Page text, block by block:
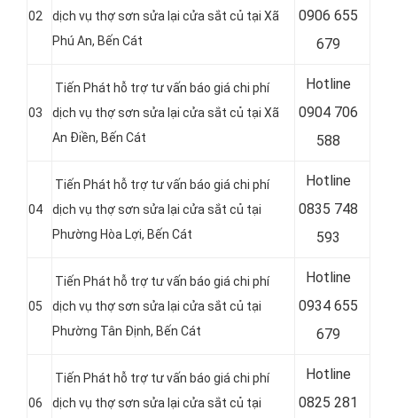
02
dịch vụ thợ sơn sửa lại cửa sắt củ tại Xã
Phú An, Bến Cát
0906 655
679
03
Tiến Phát hỗ trợ tư vấn báo giá chi phí
dịch vụ thợ sơn sửa lại cửa sắt củ tại Xã
An Điền, Bến Cát
Hotline
0904 706
588
04
Tiến Phát hỗ trợ tư vấn báo giá chi phí
dịch vụ thợ sơn sửa lại cửa sắt củ tại
Phường Hòa Lợi, Bến Cát
Hotline
0835 748
593
05
Tiến Phát hỗ trợ tư vấn báo giá chi phí
dịch vụ thợ sơn sửa lại cửa sắt củ tại
Phường Tân Định, Bến Cát
Hotline
0934 655
679
06
Tiến Phát hỗ trợ tư vấn báo giá chi phí
dịch vụ thợ sơn sửa lại cửa sắt củ tại
Hotline
0825 281